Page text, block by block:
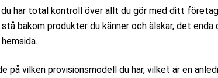
har total kontroll över allt du gör med ditt
bakom produkter du känner och älskar, det enda
på vilken provisionsmodell du har, vilket är en